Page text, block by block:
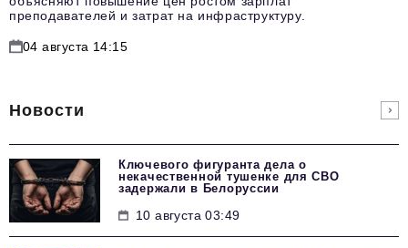
преподавателей и затрат на инфраструктуру.
04 августа 14:15
Новости
Ключевого фигуранта дела о
некачественной тушенке для СВО
задержали в Белоруссии
10 августа 03:49